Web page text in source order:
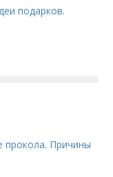
подарков.
прокола. Причины